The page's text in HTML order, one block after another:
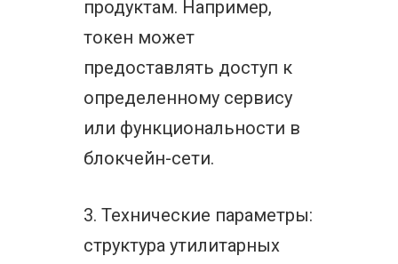
продуктам. Например,
токен может
предоставлять доступ к
определенному сервису
или функциональности в
блокчейн-сети.
3. Технические параметры:
структура утилитарных